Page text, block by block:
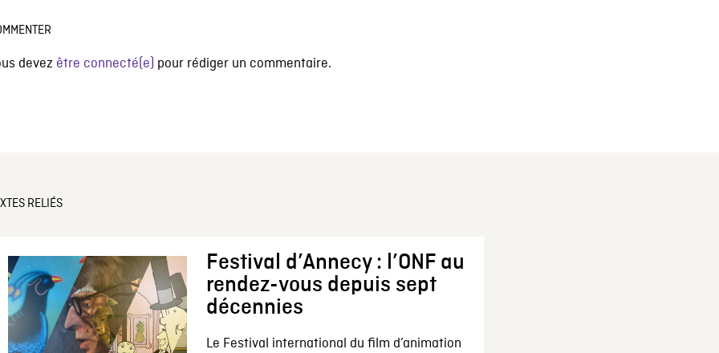
devez être connecté(e) pour rédiger un commentaire.
RELIÉS
Festival d’Annecy : l’ONF au
rendez-vous depuis sept
décennies
Le Festival international du film d’animation